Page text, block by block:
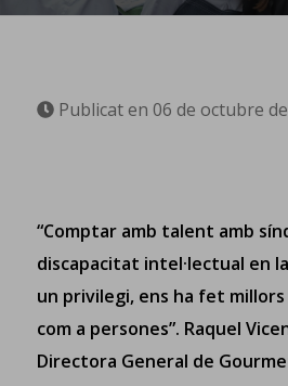
Publicat en 06 de octubre
“Comptar amb talent amb
discapacitat intel·lectual en
un privilegi, ens ha fet millors
com a persones”. Raquel
Directora General de